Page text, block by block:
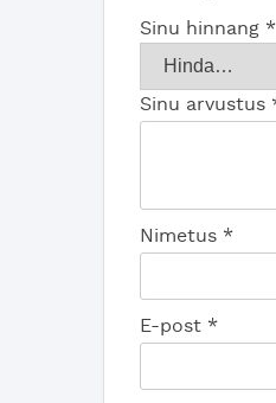
Sinu hinnang *
Sinu arvustus
Nimetus *
E-post *